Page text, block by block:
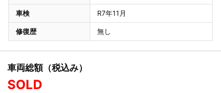
車検 R7年11月
修復歴 無し
車両総額（税込み）
SOLD